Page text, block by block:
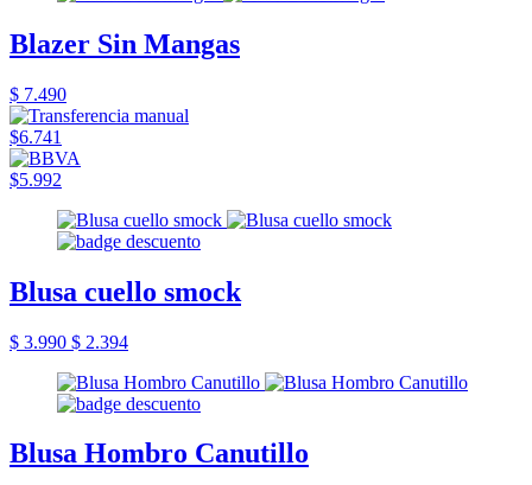
Blazer Sin Mangas
$ 7.490
$6.741
$5.992
Blusa cuello smock
$ 3.990 $ 2.394
Blusa Hombro Canutillo